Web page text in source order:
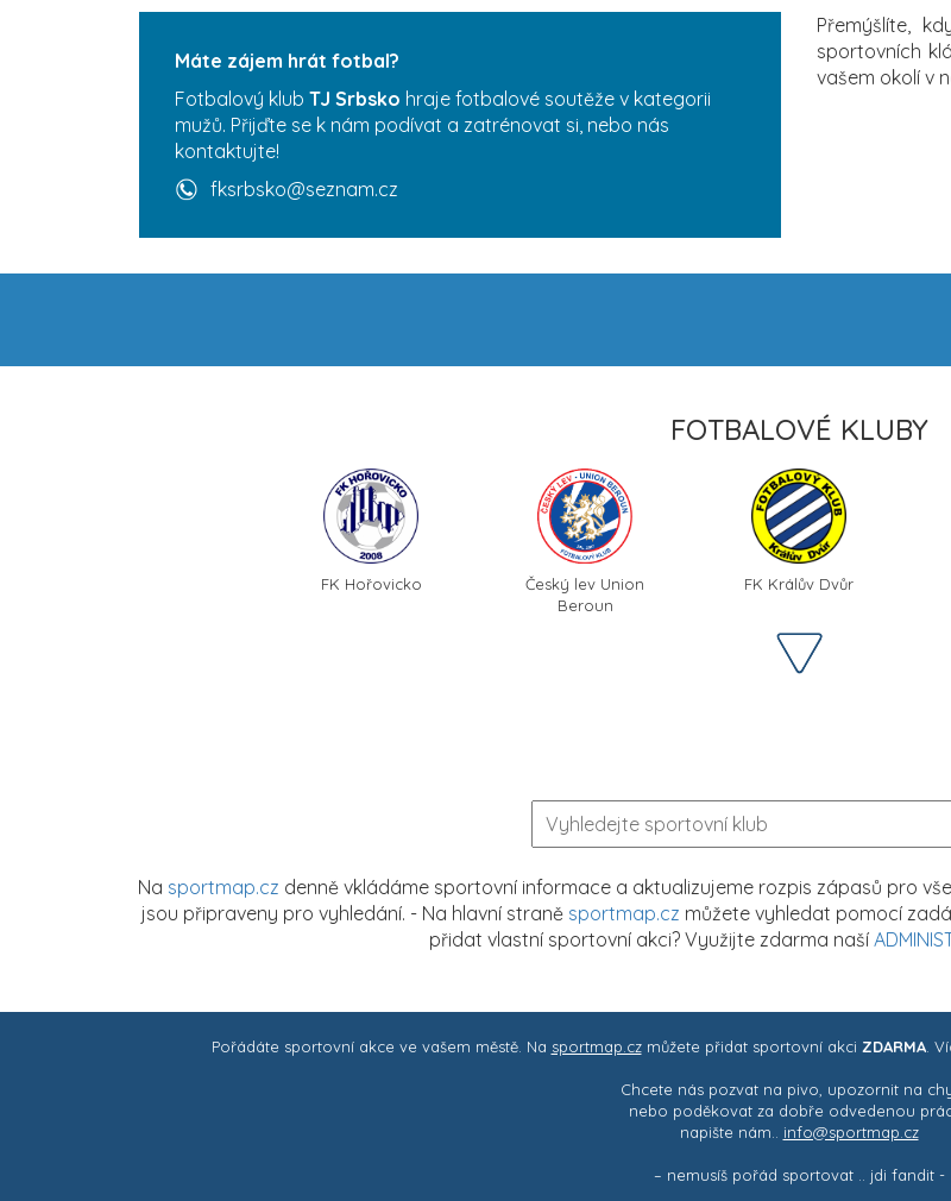
Máte zájem hrát fotbal?
Fotbalový klub TJ Srbsko hraje fotbalové soutěže v kategorii
mužů. Přijďte se k nám podívat a zatrénovat si, nebo nás
kontaktujte!
fksrbsko@seznam.cz
Přemýšlíte,
sportovních
vašem okolí v
FOTBALOVÉ KLUBY
FK Hořovicko
Český lev Union
Beroun
FK Králův Dvůr
Na sportmap.cz denně vkládáme sportovní informace a aktualizujeme rozpis zápasů pro
jsou připraveny pro vyhledání. - Na hlavní straně sportmap.cz můžete vyhledat pomocí
přidat vlastní sportovní akci? Využijte zdarma naší
Pořádáte sportovní akce ve vašem městě. Na sportmap.czmůžete přidat sportovní akci ZDARMA.
Chcete nás pozvat na pivo, upozornit na
nebo poděkovat za dobře odvedenou práci
napište nám.. info@sportmap.cz
– nemusíš pořád sportovat .. jdi fandit -